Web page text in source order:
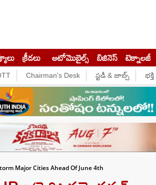
క్రీడలు ఆటోమొబైల్స్ బిజినెస్‌ టెక్నాలజీ
Chairman's Desk స్టడీ & జాబ్స్ భక్తి
Major Cities Ahead Of June 4th